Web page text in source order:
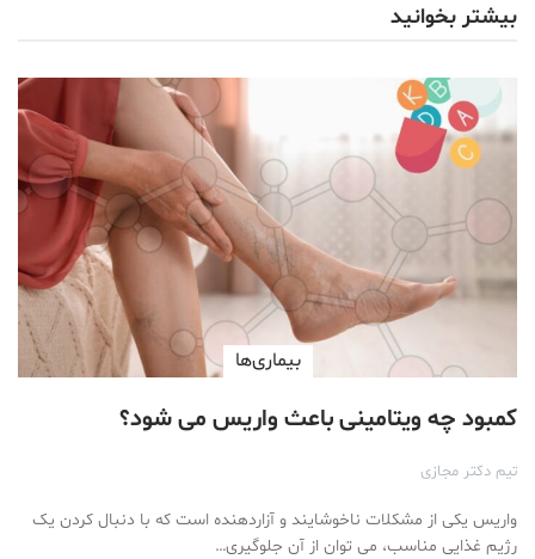
بیشتر بخوانید
بیماری‌ها
کمبود چه ویتامینی باعث واریس می شود؟
تیم دکتر مجازی
واریس یکی از مشکلات ناخوشایند و آزاردهنده است که با دنبال کردن یک
رژیم غذایی مناسب، می توان از آن جلوگیری…